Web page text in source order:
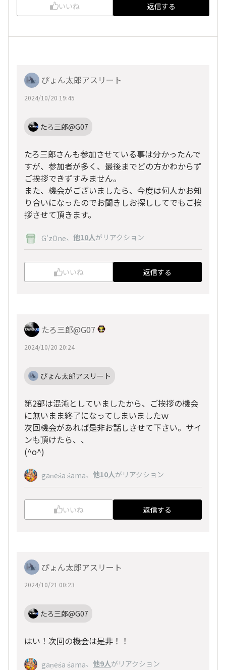
いいね 返信する
ぴょん太郎アスリート
2024/10/20 19:45
たろ三郎@G07
たろ三郎さんも参加させている事は分かったんで
すが、参加者が多く、最後までどの方かわからず
ご挨拶できずすみません。
また、機会がございましたら、今度は何人かお知
り合いになったのでお聞きしお探ししてでもご挨
拶させて頂きます。
G'zOne、 他10人がリアクション
いいね 返信する
たろ三郎@G07
2024/10/20 20:24
ぴょん太郎アスリート
第2部は混沌としていましたから、ご挨拶の機会
に無いまま終了になってしまいましたｗ
次回機会があれば是非お話しさせて下さい。サイ
ンも頂けたら、、
(^o^)
gaṇeśa śama、 他10人がリアクション
いいね 返信する
ぴょん太郎アスリート
2024/10/21 00:23
たろ三郎@G07
はい！次回の機会は是非！！
gaṇeśa śama、 他9人がリアクション